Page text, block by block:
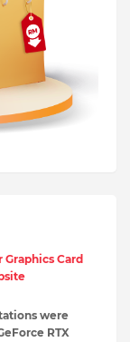
Graphics Card
were
RTX